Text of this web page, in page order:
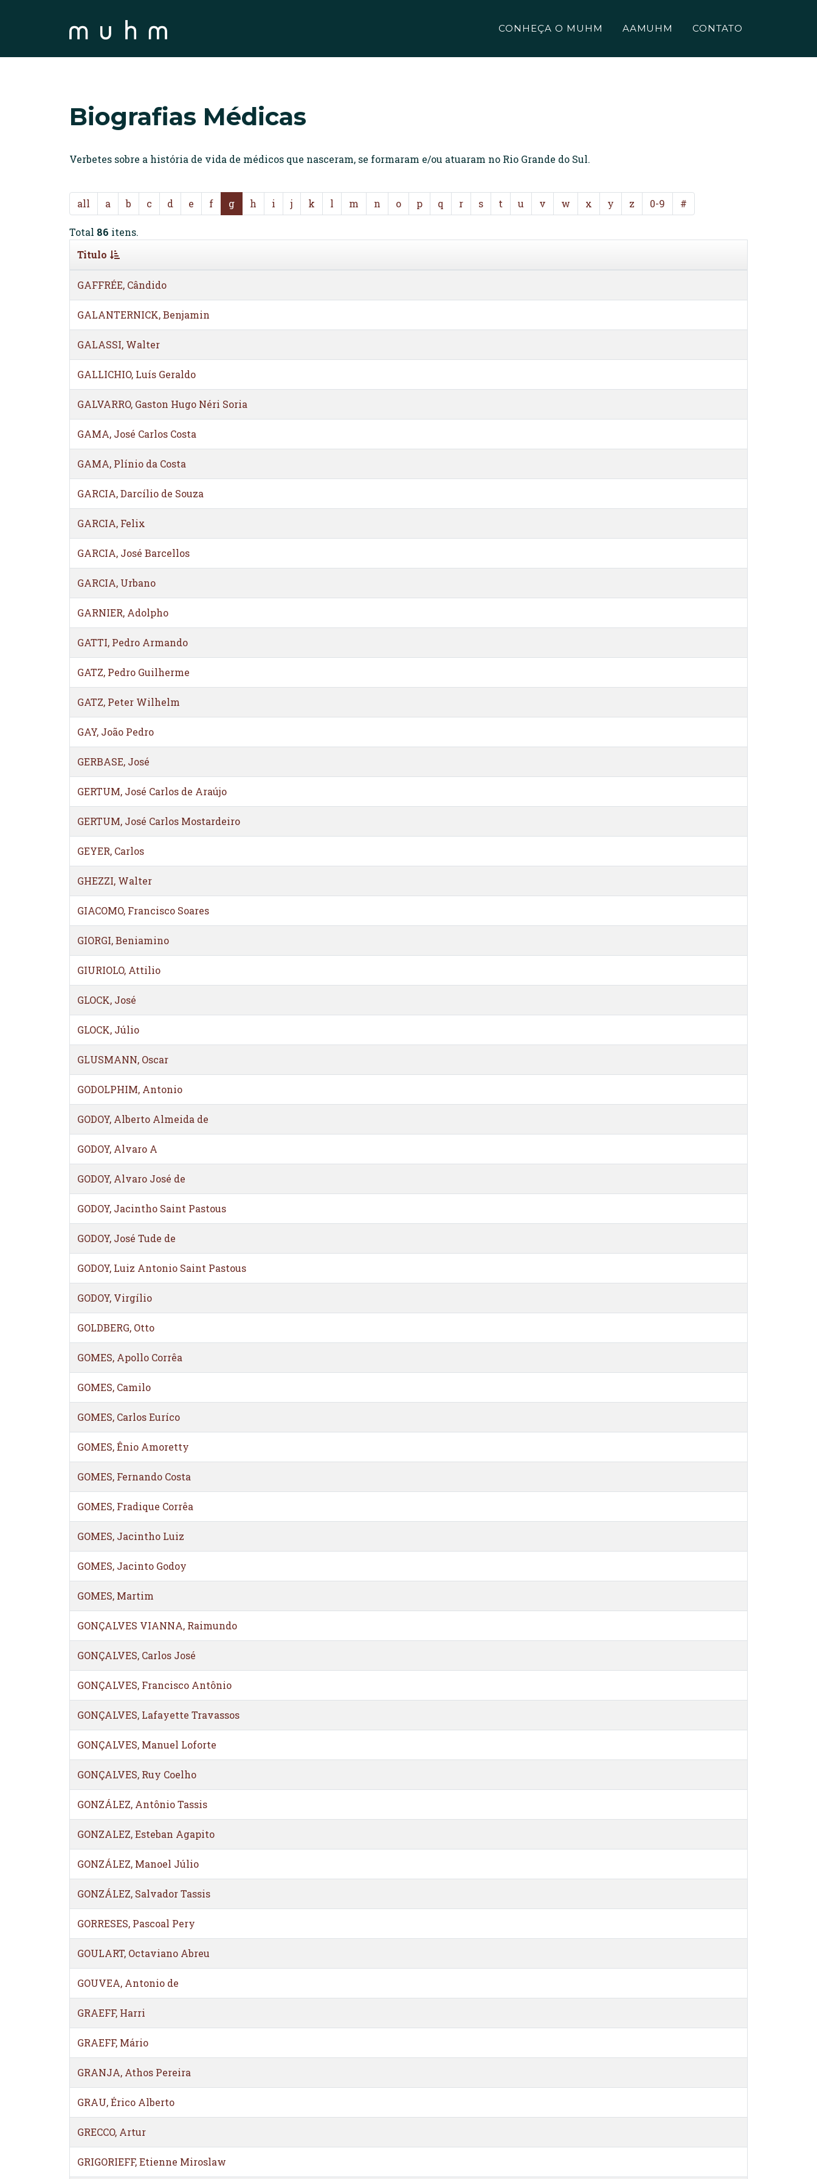
CONHEÇA O MUHM AAMUHM CONTATO
Biografias Médicas
Verbetes sobre a história de vida de médicos que nasceram, se formaram e/ou atuaram no Rio Grande do Sul.
all a b c d e f g h i j k l m n o p q r s t u v w x y z 0-9 #
Total 86 itens.
Titulo
GAFFRÉE, Cândido
GALANTERNICK, Benjamin
GALASSI, Walter
GALLICHIO, Luís Geraldo
GALVARRO, Gaston Hugo Néri Soria
GAMA, José Carlos Costa
GAMA, Plínio da Costa
GARCIA, Darcílio de Souza
GARCIA, Felix
GARCIA, José Barcellos
GARCIA, Urbano
GARNIER, Adolpho
GATTI, Pedro Armando
GATZ, Pedro Guilherme
GATZ, Peter Wilhelm
GAY, João Pedro
GERBASE, José
GERTUM, José Carlos de Araújo
GERTUM, José Carlos Mostardeiro
GEYER, Carlos
GHEZZI, Walter
GIACOMO, Francisco Soares
GIORGI, Beniamino
GIURIOLO, Attilio
GLOCK, José
GLOCK, Júlio
GLUSMANN, Oscar
GODOLPHIM, Antonio
GODOY, Alberto Almeida de
GODOY, Alvaro A
GODOY, Alvaro José de
GODOY, Jacintho Saint Pastous
GODOY, José Tude de
GODOY, Luiz Antonio Saint Pastous
GODOY, Virgílio
GOLDBERG, Otto
GOMES, Apollo Corrêa
GOMES, Camilo
GOMES, Carlos Euríco
GOMES, Ênio Amoretty
GOMES, Fernando Costa
GOMES, Fradique Corrêa
GOMES, Jacintho Luiz
GOMES, Jacinto Godoy
GOMES, Martim
GONÇALVES VIANNA, Raimundo
GONÇALVES, Carlos José
GONÇALVES, Francisco Antônio
GONÇALVES, Lafayette Travassos
GONÇALVES, Manuel Loforte
GONÇALVES, Ruy Coelho
GONZÁLEZ, Antônio Tassis
GONZALEZ, Esteban Agapito
GONZÁLEZ, Manoel Júlio
GONZÁLEZ, Salvador Tassis
GORRESES, Pascoal Pery
GOULART, Octaviano Abreu
GOUVEA, Antonio de
GRAEFF, Harri
GRAEFF, Mário
GRANJA, Athos Pereira
GRAU, Érico Alberto
GRECCO, Artur
GRIGORIEFF, Etienne Miroslaw